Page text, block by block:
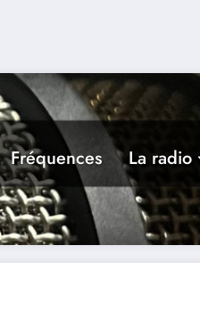
Fréquences La radio